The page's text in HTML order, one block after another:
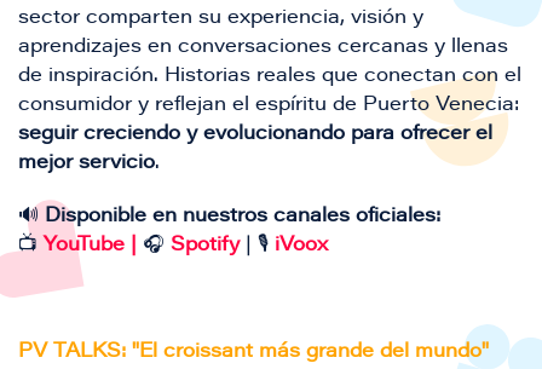
sector comparten su experiencia, visión y
aprendizajes en conversaciones cercanas y llenas
de inspiración. Historias reales que conectan con el
consumidor y reflejan el espíritu de Puerto Venecia:
seguir creciendo y evolucionando para ofrecer el
mejor servicio.
🔊 Disponible en nuestros canales oficiales:
📺 YouTube 🎧 Spotify | 🎙️ iVoox
PV TALKS: "El croissant más grande del mundo"